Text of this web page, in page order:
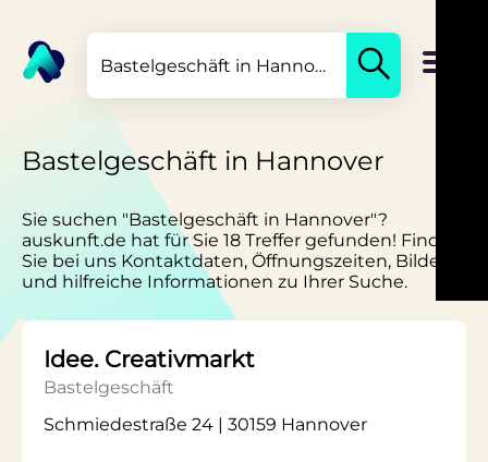
Bastelgeschäft in Hannover
Sie suchen "Bastelgeschäft in Hannover"?
auskunft.de hat für Sie 18 Treffer gefunden! Finden
Sie bei uns Kontaktdaten, Öffnungszeiten, Bilder
und hilfreiche Informationen zu Ihrer Suche.
Idee. Creativmarkt
Bastelgeschäft
Schmiedestraße 24 | 30159 Hannover